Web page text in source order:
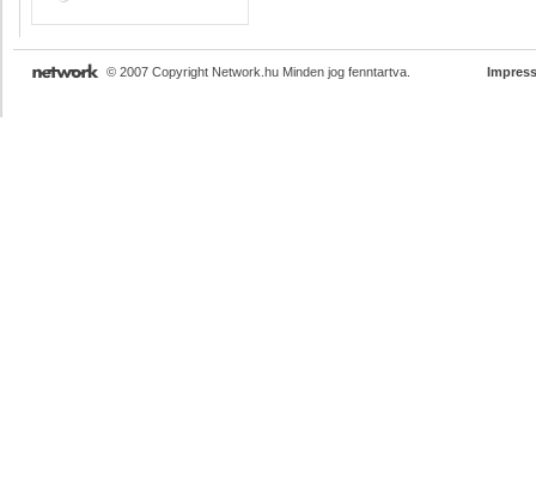
© 2007 Copyright Network.hu Minden jog fenntartva.